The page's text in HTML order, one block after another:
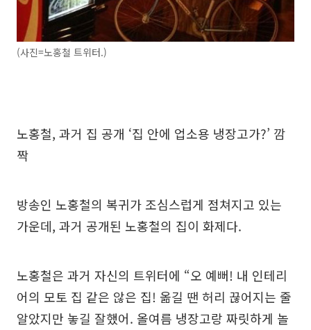
(사진=노홍철 트위터.)
노홍철, 과거 집 공개 ‘집 안에 업소용 냉장고가?’ 깜
짝
방송인 노홍철의 복귀가 조심스럽게 점쳐지고 있는
가운데, 과거 공개된 노홍철의 집이 화제다.
노홍철은 과거 자신의 트위터에 “오 예뻐! 내 인테리
어의 모토 집 같은 않은 집! 옮길 땐 허리 끊어지는 줄
알았지만 놓길 잘했어. 올여름 냉장고랑 짜릿하게 놀